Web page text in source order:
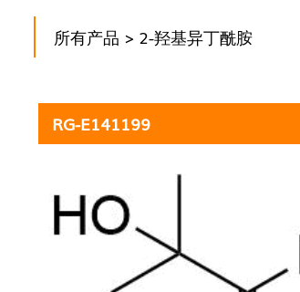
所有产品 > 2-羟基异丁酰胺
RG-E141199